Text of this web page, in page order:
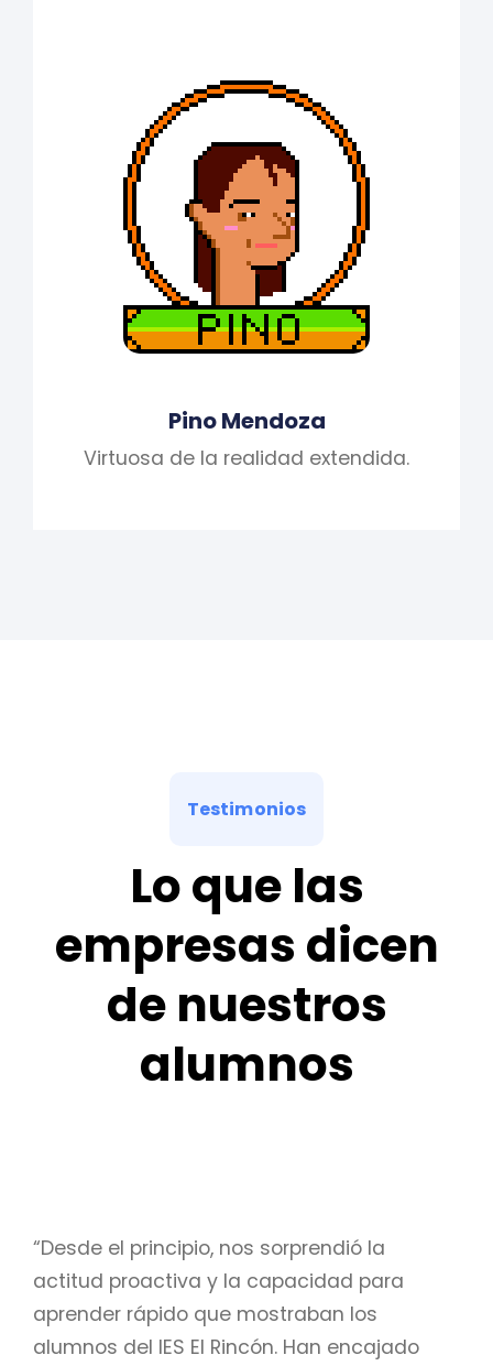
Pino Mendoza
Virtuosa de la realidad extendida.
Testimonios
Lo que las
empresas dicen
de nuestros
alumnos
“Desde el principio, nos sorprendió la
actitud proactiva y la capacidad para
aprender rápido que mostraban los
alumnos del IES El Rincón. Han encajado